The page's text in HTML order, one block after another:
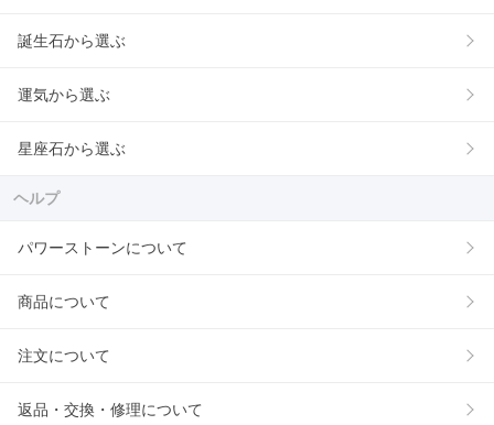
誕生石から選ぶ
運気から選ぶ
星座石から選ぶ
ヘルプ
パワーストーンについて
商品について
注文について
返品・交換・修理について